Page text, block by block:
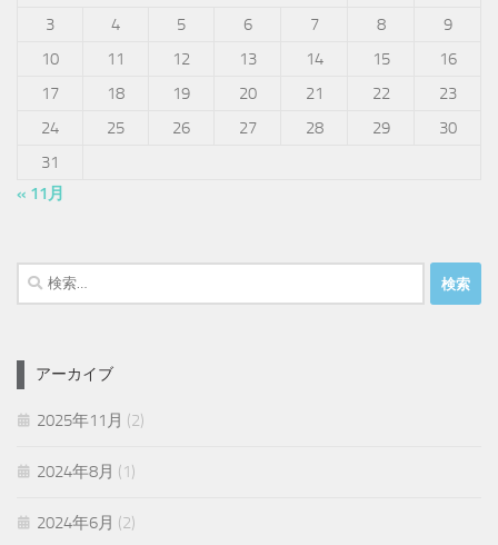
3
4 5 6 7 8
9
10
11 12 13 14 15
16
17
18 19 20 21 22
23
24
25 26 27 28 29
30
31
« 11月
検
索:
アーカイブ
2025年11月 (2)
2024年8月 (1)
2024年6月 (2)